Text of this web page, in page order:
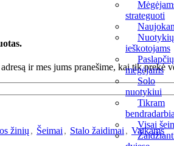
strateguoti
Nuotykių
ieškotojams
Paslapčių
mėgėjams
Solo
nuotykiui
Tikram
Visai
ir mes jums pranešime, kai tik
žinių , Šeimai , Stalo žaidimai , Vaikams